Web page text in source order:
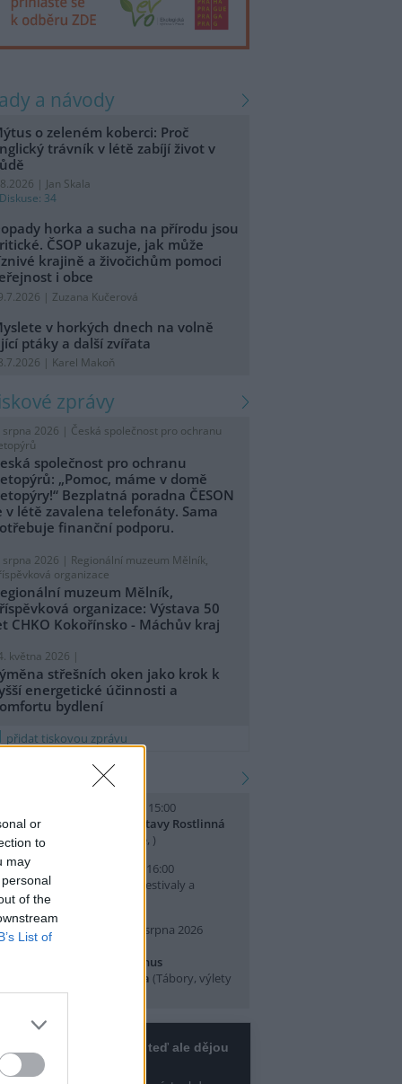
or
to
may
of the
List of
a návody
o zeleném koberci: Proč
trávník v létě zabíjí život v
| Jan Skala
Diskuse: 34
horka a sucha na přírodu jsou
ČSOP ukazuje, jak může
krajině a živočichům pomoci
i obce
| Zuzana Kučerová
v horkých dnech na volně
ptáky a další zvířata
| Karel Makoň
zprávy
srpna 2026 | Česká společnost pro ochranu
společnost pro ochranu
„Pomoc, máme v domě
Bezplatná poradna ČESON
v létě zavalena telefonáty. Sama
finanční podporu.
srpna 2026 | Regionální muzeum Mělník,
organizace
muzeum Mělník,
organizace: Výstava 50
CHKO Kokořínsko - Máchův kraj
května 2026 |
střešních oken jako krok k
energetické účinnosti a
bydlení
přidat tiskovou zprávu
akcí
srpna 2026 (sobota) 14:00 - 15:00
prohlídky výstavy Rostlinná
(Přednášky a diskuse, )
srpna 2026 (neděle) 10:00 - 16:00
Světového dne lvů
(Festivaly a
Praha 7 )
srpna 2026 (pondělí) - 14. srpna 2026
si v Pralese - 2. turnus
letního tábora (Tábory, výlety
akce, Praha 19 )